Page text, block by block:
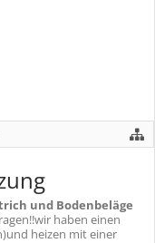
und Bodenbeläge
haben einen
heizen mit einer